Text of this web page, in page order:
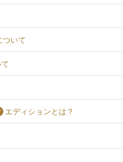
ついて
エディションとは？